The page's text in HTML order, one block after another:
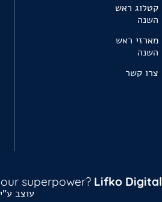
קטלוג ראש
השנה
מארזי ראש
השנה
צרו קשר
superpower? Lifko Digital
עוצב ע"י